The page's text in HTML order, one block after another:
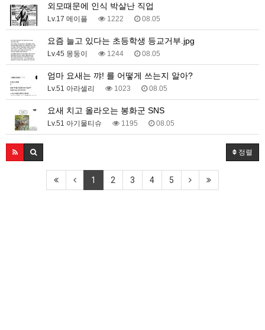
외모때문에 인식 박살난 직업
Lv.17 메이플 1222 08.05
요즘 늘고 있다는 초등학생 등교거부.jpg
Lv.45 몽둥이 1244 08.05
엄마 요새는 꺄! 를 어떻게 쓰는지 알아?
Lv.51 아라셀리 1023 08.05
요새 치고 올라오는 봉화군 SNS
Lv.51 아기물티슈 1195 08.05
정렬
1 2 3 4 5